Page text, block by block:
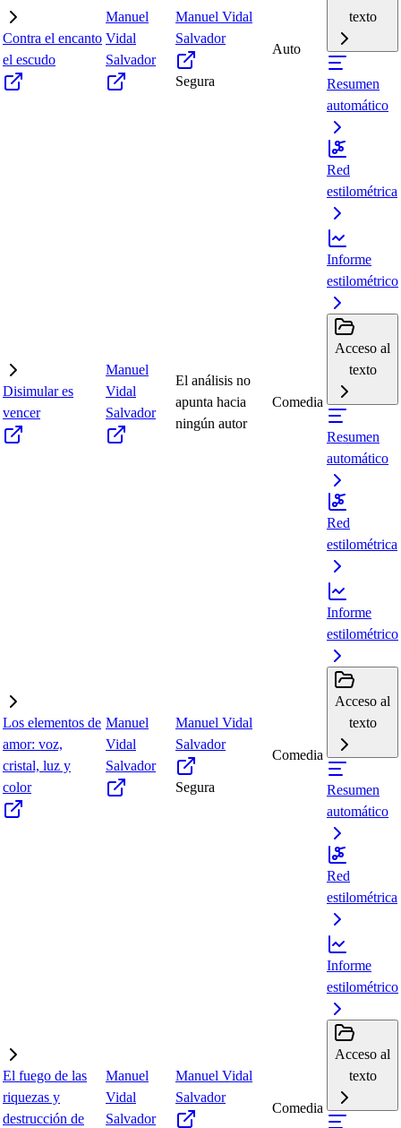
Contra el encanto
el escudo
Manuel
Vidal
Salvador
Manuel Vidal
Salvador
Segura
Auto
texto
Resumen
automático
Red
estilométrica
Disimular es
vencer
Manuel
Vidal
Salvador
El análisis no
apunta hacia
ningún autor
Comedia
Informe
estilométrico
Acceso al
texto
Resumen
automático
Red
estilométrica
Los elementos de
amor: voz,
cristal, luz y
color
Manuel
Vidal
Salvador
Manuel Vidal
Salvador
Segura
Comedia
Informe
estilométrico
Acceso al
texto
Resumen
automático
Red
estilométrica
El fuego de las
riquezas y
destrucción de
Manuel
Vidal
Salvador
Manuel Vidal
Salvador
Comedia
Informe
estilométrico
Acceso al
texto